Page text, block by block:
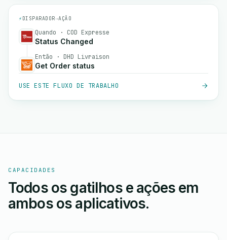
⚡ DISPARADOR→AÇÃO
Quando · COD Expresse
Status Changed
Então · DHD Livraison
Get Order status
USE ESTE FLUXO DE TRABALHO
CAPACIDADES
Todos os gatilhos e ações em
ambos os aplicativos.